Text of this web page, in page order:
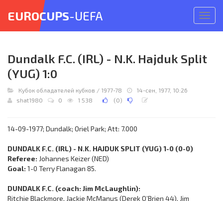
меню
EUROCUPS-UEFA
Dundalk F.C. (IRL) - N.K. Hajduk Split
(YUG) 1:0
Кубок обладателей кубков / 1977-78
14-сен, 1977, 10:26
shat1980
0 1 538 (0)
14-09-1977; Dundalk; Oriel Park; Att: 7.000
DUNDALK F.C. (IRL) - N.K. HAJDUK SPLIT (YUG) 1-0 (0-0)
Referee: Johannes Keizer (NED)
Goal: 1-0 Terry Flanagan 85.
DUNDALK F.C. (coach: Jim McLaughlin):
Ritchie Blackmore, Jackie McManus (Derek O’Brien 44), Jim